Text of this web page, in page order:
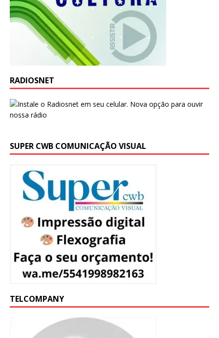
RADIOSNET
SUPER CWB COMUNICAÇÃO VISUAL
TELCOMPANY